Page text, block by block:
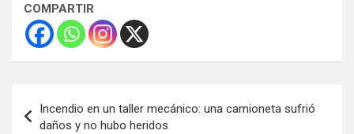
COMPARTIR
de
Incendio en un taller mecánico: una camioneta sufrió
daños y no hubo heridos